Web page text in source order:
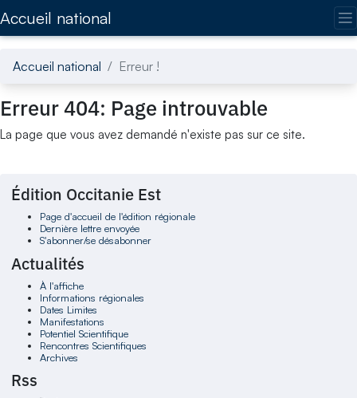
Accueil national
Accueil national Erreur !
Erreur 404: Page introuvable
La page que vous avez demandé n'existe pas sur ce site.
Édition Occitanie Est
Page d'accueil de l'édition régionale
Dernière lettre envoyée
S'abonner/se désabonner
Actualités
À l'affiche
Informations régionales
Dates Limites
Manifestations
Potentiel Scientifique
Rencontres Scientifiques
Archives
Rss